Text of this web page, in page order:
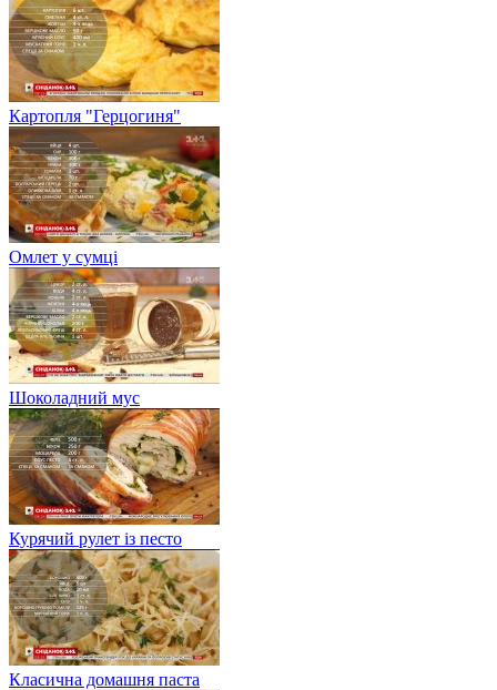
Картопля "Герцогиня"
Омлет у сумці
Шоколадний мус
Курячий рулет із песто
Класична домашня паста